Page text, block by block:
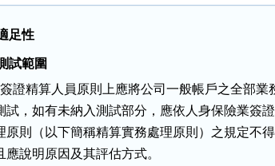
足性
試範圍
證精算人員原則上應將公司一般帳戶之全部業
測試，如有未納入測試部分，應依人身保險業簽
理原則（以下簡稱精算實務處理原則）之規定不
且應說明原因及其評估方式。